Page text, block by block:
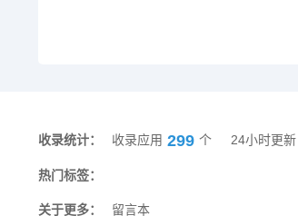
收录统计： 收录应用 299 个 24小时更新
热门标签：
关于更多： 留言本